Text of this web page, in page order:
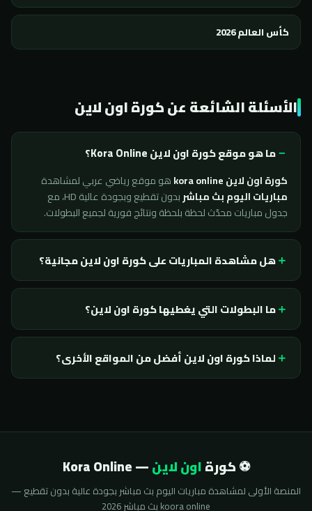
كأس العالم 2026
الأسئلة الشائعة عن كورة اون لاين
ما هو موقع كورة اون لاين Kora Online؟
كورة اون لاين kora online
هو موقع رياضي عربي لمشاهدة
مباريات اليوم بث مباشر
بدون تقطيع وبجودة عالية HD، مع
جدول مباريات محدّث لحظة بلحظة ونتائج فورية لجميع البطولات.
هل مشاهدة المباريات على كورة اون لاين مجانية؟
ما البطولات التي يغطيها كورة اون لاين؟
لماذا كورة اون لاين أفضل من المواقع الأخرى؟
⚽ كورةاون لاين— Kora Online
المنصة الأولى لمشاهدة مباريات اليوم بث مباشر بجودة عالية بدون تقطيع —
koora online بث مباشر 2026